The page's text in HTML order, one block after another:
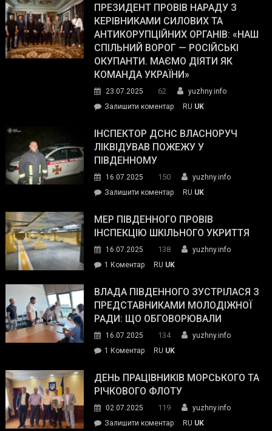
Street
Journal.
Південному
працівникам
ОПЗ
з
матеріального
резерву
гуманітарну
допомогу
ПРЕЗИДЕНТ ПРОВІВ НАРАДУ З
КЕРІВНИКАМИ СИЛОВИХ ТА
АНТИКОРУПЦІЙНИХ ОРГАНІВ: «НАШ
СПІЛЬНИЙ ВОРОГ — РОСІЙСЬКІ
ОКУПАНТИ. МАЄМО ДІЯТИ ЯК
КОМАНДА УКРАЇНИ»
23.07.2025 62
yuzhny.info
Залишити коментарon
провів
нараду
силових
та
органів:
«Наш
спільний
окупанти.
Маємо
діяти
команда
RU UK
ІНСПЕКТОР ДСНС ВЛАСНОРУЧ
ЛІКВІДУВАВ ПОЖЕЖУ У
ПІВДЕННОМУ
16.07.2025 150
yuzhny.info
Залишити коментарon
ДСНС
власноруч
пожежу
у
RU UK
МЕР ПІВДЕННОГО ПРОВІВ
ІНСПЕКЦІЮ ШКІЛЬНОГО УКРИТТЯ
16.07.2025 138
yuzhny.info
1 Коментардо
Південного
провів
інспекцію
укриття
RU UK
ВЛАДА ПІВДЕННОГО ЗУСТРІЛАСЯ З
ПРЕДСТАВНИКАМИ МОЛОДІЖНОЇ
РАДИ: ЩО ОБГОВОРЮВАЛИ
16.07.2025 134
yuzhny.info
1 Коментардо
Південного
зустрілася
представниками
молодіжної
RU UK
ДЕНЬ ПРАЦІВНИКІВ МОРСЬКОГО ТА
РІЧКОВОГО ФЛОТУ
02.07.2025 119
yuzhny.info
Залишити коментарon
RU UK